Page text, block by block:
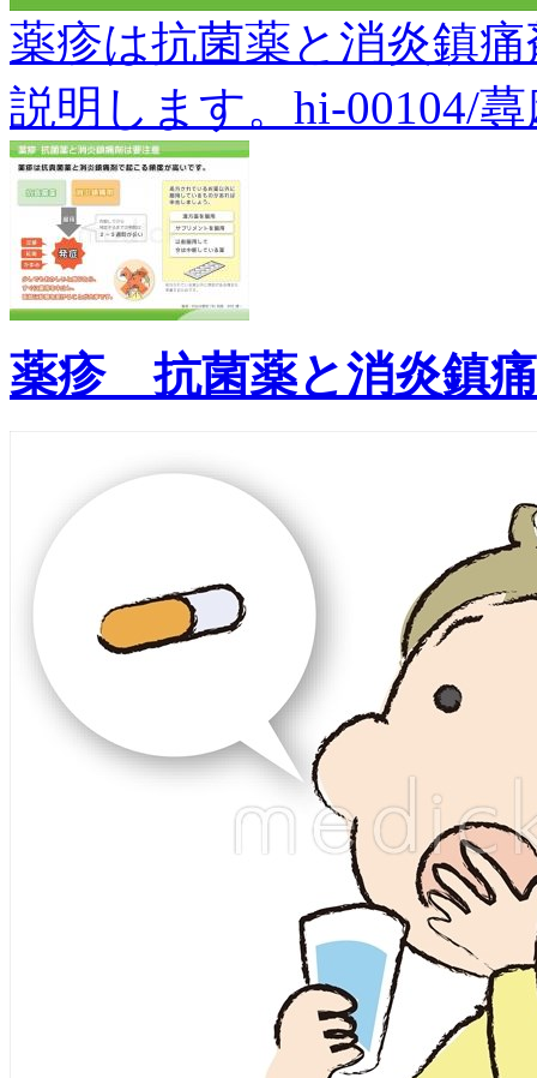
薬疹は抗菌薬と消炎鎮
説明します。hi-00104/
薬疹 抗菌薬と消炎鎮